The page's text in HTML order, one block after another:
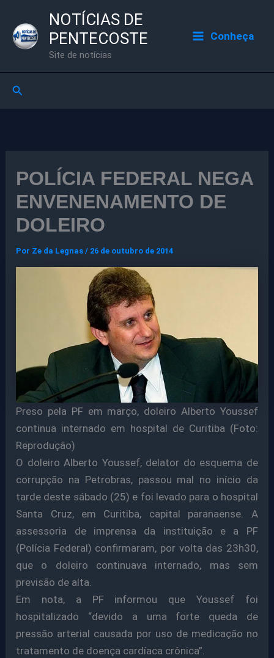
para
NOTÍCIAS DE
PENTECOSTE
Site de notícias
Conheça
Pesquisar
POLÍCIA FEDERAL NEGA
ENVENENAMENTO DE
DOLEIRO
Por Ze da Legnas/ 26 de outubro de 2014
Preso pela PF em março, doleiro Alberto Youssef
continua internado em hospital de Curitiba (Foto:
Reprodução)
O doleiro Alberto Youssef, delator do esquema de
corrupção na Petrobras, passou mal no início da
tarde deste sábado (25) e foi levado para o hospital
Santa Cruz, em Curitiba, capital paranaense. A
assessoria de imprensa da instituição e a PF
(Polícia Federal) confirmaram, por volta das 23h30,
que o doleiro continuava internado, mas sem
previsão de alta.
Em nota, a PF informou que Youssef foi
hospitalizado “devido a uma forte queda de
pressão arterial causada por uso de medicação no
tratamento de doença cardíaca crônica”.